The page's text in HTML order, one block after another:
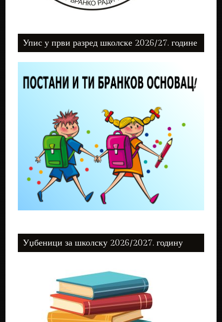
Упис у први разред школске 2026/27. године
Уџбеници за школску 2026/2027. годину